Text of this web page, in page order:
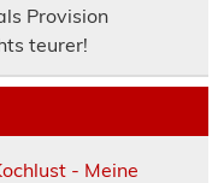
Provision
teurer!
- Meine